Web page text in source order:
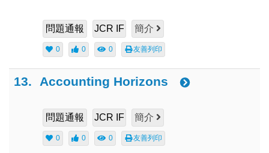
問題通報 JCR IF 簡介
0 0 0 友善列印
13. Accounting Horizons
問題通報 JCR IF 簡介
0 0 0 友善列印